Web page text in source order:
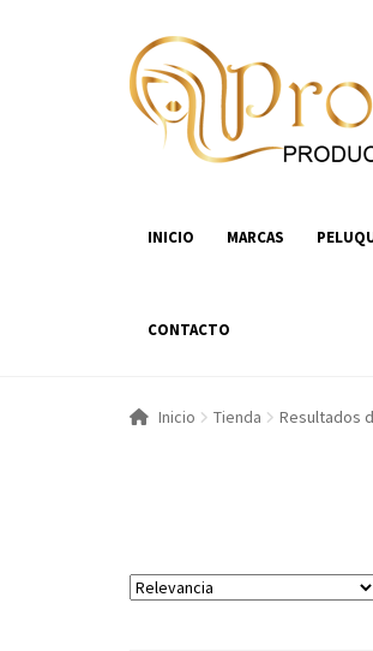
Ir
a
la
navegación
Ir
al
contenido
INICIO MARCAS
CONTACTO
Inicio Tienda Resultados